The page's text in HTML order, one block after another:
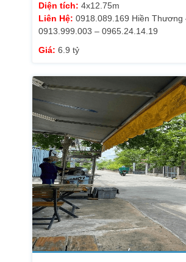
Diện tích: 4x12.75m
Liên Hệ: 0918.089.169 Hiền Thương
0913.999.003 – 0965.24.14.19
Giá: 6.9 tỷ